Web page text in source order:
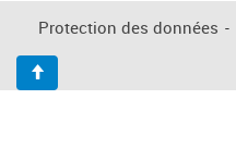
Protection des données -